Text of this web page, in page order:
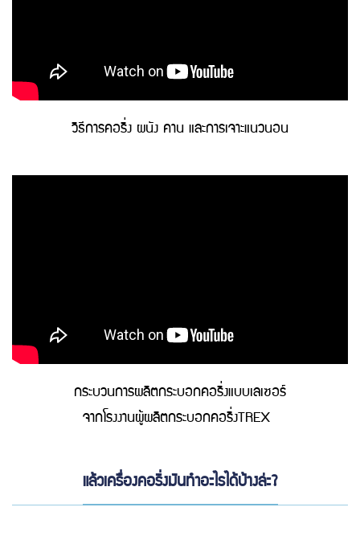
วิธีการคอริ่ง ผนัง คาน และการเจาะแนวนอน
กระบวนการผลิตกระบอกคอริ่งแบบเลเซอร์
จากโรงงานผู้ผลิตกระบอกคอริ่งTREX
แล้วเครื่องคอริ่งมันทำอะไรได้บ้างล่ะ?